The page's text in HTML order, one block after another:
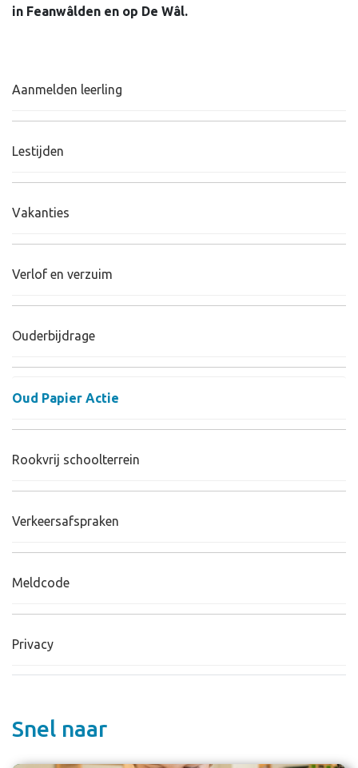
in Feanwâlden en op De Wâl.
Aanmelden leerling
Lestijden
Vakanties
Verlof en verzuim
Ouderbijdrage
Oud Papier Actie
Rookvrij schoolterrein
Verkeersafspraken
Meldcode
Privacy
Snel naar